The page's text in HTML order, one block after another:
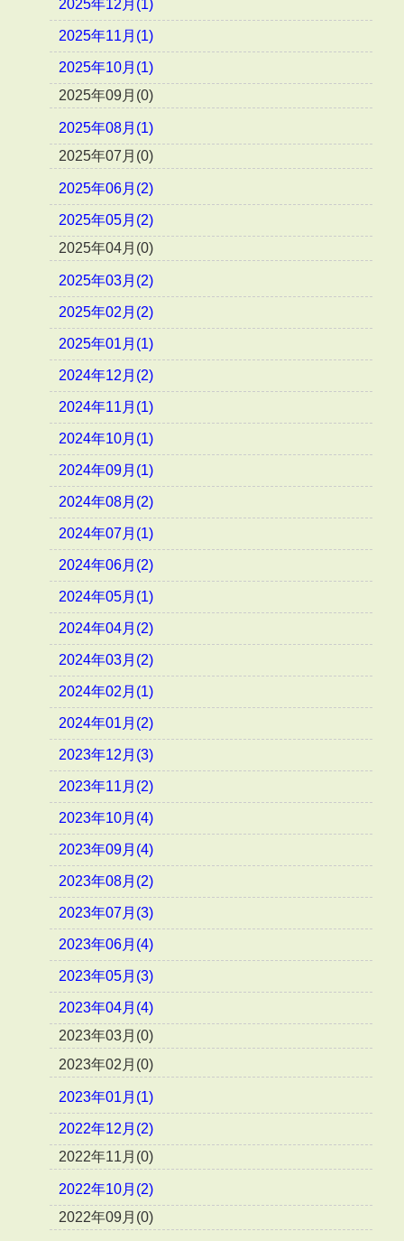
2025年12月(1)
2025年11月(1)
2025年10月(1)
2025年09月(0)
2025年08月(1)
2025年07月(0)
2025年06月(2)
2025年05月(2)
2025年04月(0)
2025年03月(2)
2025年02月(2)
2025年01月(1)
2024年12月(2)
2024年11月(1)
2024年10月(1)
2024年09月(1)
2024年08月(2)
2024年07月(1)
2024年06月(2)
2024年05月(1)
2024年04月(2)
2024年03月(2)
2024年02月(1)
2024年01月(2)
2023年12月(3)
2023年11月(2)
2023年10月(4)
2023年09月(4)
2023年08月(2)
2023年07月(3)
2023年06月(4)
2023年05月(3)
2023年04月(4)
2023年03月(0)
2023年02月(0)
2023年01月(1)
2022年12月(2)
2022年11月(0)
2022年10月(2)
2022年09月(0)